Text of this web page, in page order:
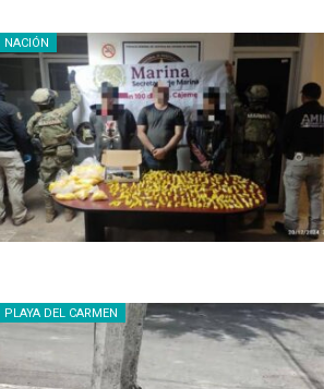
NACIÓN
PLAYA DEL CARMEN